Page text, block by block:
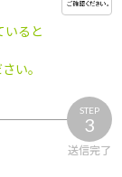
いると
い。
STEP
3
送信完了